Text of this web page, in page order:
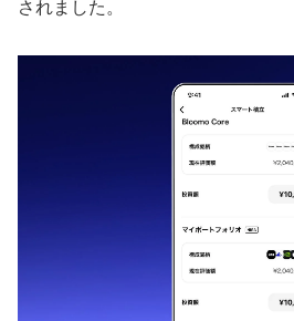
されました。